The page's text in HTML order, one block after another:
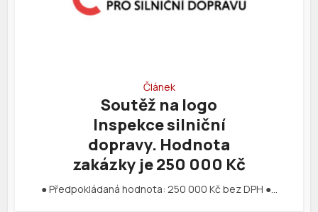
Článek
Soutěž na logo
Inspekce silniční
dopravy. Hodnota
zakázky je 250 000 Kč
● Předpokládaná hodnota: 250 000 Kč bez DPH ●…